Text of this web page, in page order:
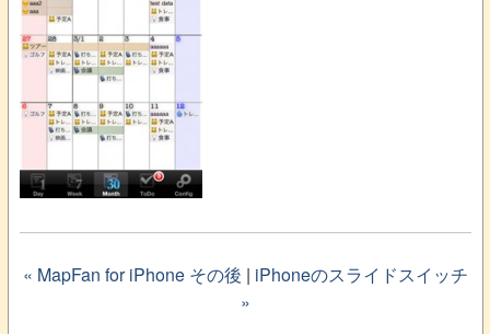
« MapFan for iPhone その後 | iPhoneのスライドスイッチ
»